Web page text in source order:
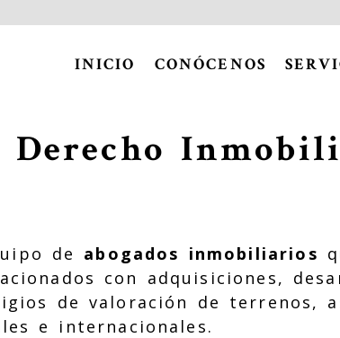
INICIO CONÓCENOS
Derecho
de abogados inmobiliarios
con adquisiciones,
de valoración de terrenos,
e internacionales.